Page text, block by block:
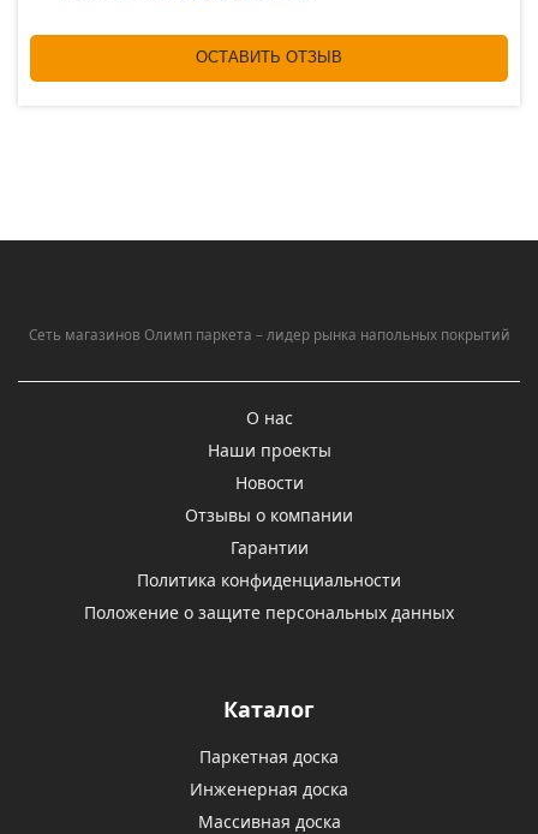
ОСТАВИТЬ ОТЗЫВ
Сеть магазинов Олимп паркета – лидер рынка напольных покрытий
О нас
Наши проекты
Новости
Отзывы о компании
Гарантии
Политика конфиденциальности
Положение о защите персональных данных
Каталог
Паркетная доска
Инженерная доска
Массивная доска